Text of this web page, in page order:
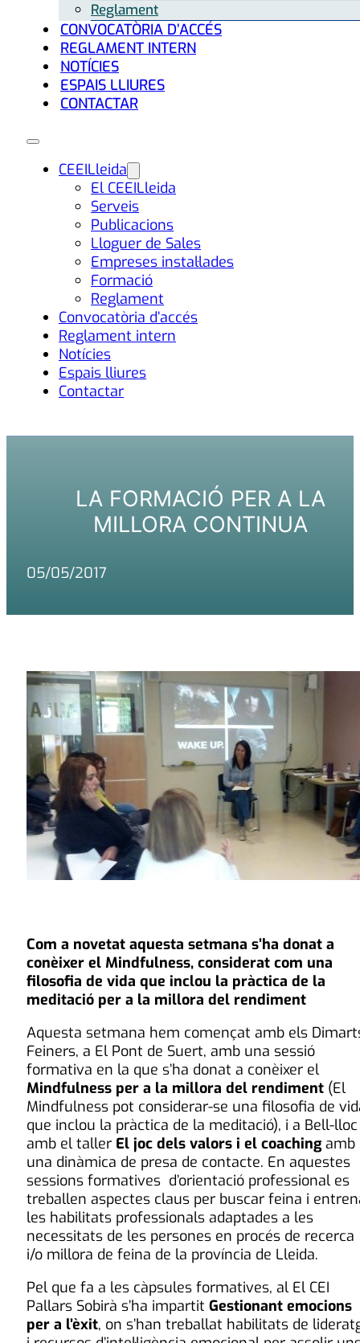
Reglament
CONVOCATÒRIA D’ACCÉS
REGLAMENT INTERN
NOTÍCIES
ESPAIS LLIURES
CONTACTAR
CEEILleida
El CEEILleida
Serveis
Publicacions
Lloguer de Sales
Empreses instal·lades
Formació
Reglament
Convocatòria d’accés
Reglament intern
Notícies
Espais lliures
Contactar
LA FORMACIÓ PER A LA
MILLORA CONTINUA
05/05/2017
Com a novetat aquesta setmana s’ha donat a
conèixer el Mindfulness, considerat com una
filosofia de vida que inclou la pràctica de la
meditació per a la millora del rendiment
Aquesta setmana hem començat amb els
Feiners, a El Pont de Suert, amb una sessió
formativa en la que s’ha donat a conèixer el
Mindfulness per a la millora del rendiment (El
Mindfulness pot considerar-se una filosofia de
que inclou la pràctica de la meditació), i a Bell-lloc
amb el taller El joc dels valors i el coachingamb
una dinàmica de presa de contacte. En aquestes
sessions formatives d’orientació professional es
treballen aspectes claus per buscar feina i
les habilitats professionals adaptades a les
necessitats de les persones en procés de recerca
i/o millora de feina de la província de Lleida.
Pel que fa a les càpsules formatives, al El CEI
Pallars Sobirà s’ha impartit Gestionant emocions
per a l’èxit, on s’han treballat habilitats de